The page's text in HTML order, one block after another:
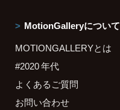
MotionGalleryについて
MOTIONGALLERYとは
#2020 年代
よくあるご質問
お問い合わせ